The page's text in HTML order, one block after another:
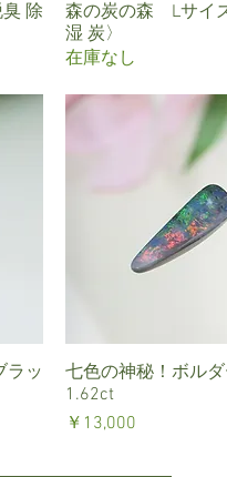
除
クイックビュ
森の炭の森 Lサイ
湿 炭〉
在庫なし
ラッ
クイックビ
七色の神秘！ボル
1.62ct
価格
￥13,000